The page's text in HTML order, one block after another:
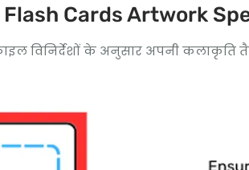
Flash Cards Artwork
विनिर्देशों के अनुसार अपनी कलाकृति